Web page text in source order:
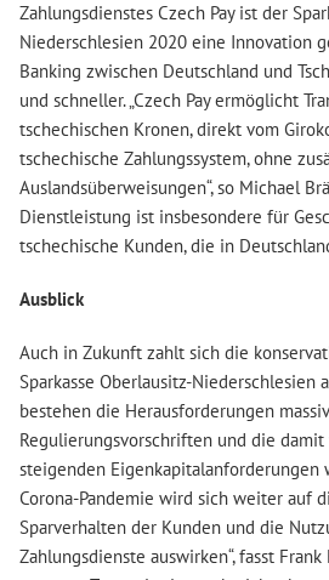
Zahlungsdienstes Czech Pay ist der
Niederschlesien 2020 eine Innovation
Banking zwischen Deutschland und
und schneller. „Czech Pay ermöglicht
tschechischen Kronen, direkt vom
tschechische Zahlungssystem, ohne
Auslandsüberweisungen“, so Michael
Dienstleistung ist insbesondere für
tschechische Kunden, die in
Ausblick
Auch in Zukunft zahlt sich die
Sparkasse Oberlausitz-Niederschlesien
bestehen die Herausforderungen
Regulierungsvorschriften und die
steigenden Eigenkapitalanforderungen
Corona-Pandemie wird sich weiter auf
Sparverhalten der Kunden und die
Zahlungsdienste auswirken“, fasst Frank